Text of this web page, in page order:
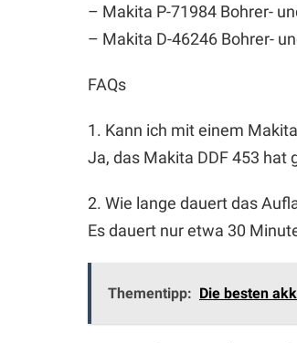
– Makita P-71984 Bohrer-
– Makita D-46246 Bohrer-
FAQs
1. Kann ich mit einem
Ja, das Makita DDF 453 hat
2. Wie lange dauert das
Es dauert nur etwa 30
Thementipp: Die besten